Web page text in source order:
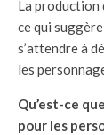
La production
ce qui
s’attendre à
les
Qu’est-ce
pour les